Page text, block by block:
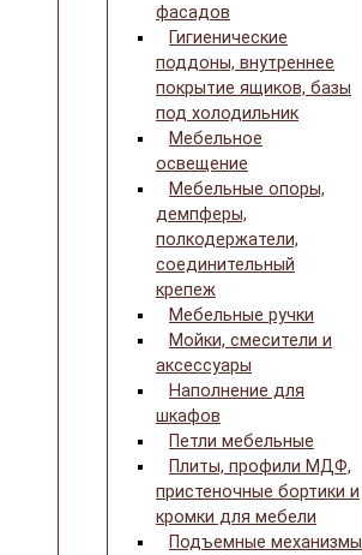
фасадов
Гигиенические
поддоны, внутреннее
покрытие ящиков, базы
под холодильник
Мебельное
освещение
Мебельные опоры,
демпферы,
полкодержатели,
соединительный
крепеж
Мебельные ручки
Мойки, смесители и
аксессуары
Наполнение для
шкафов
Петли мебельные
Плиты, профили МДФ,
пристеночные бортики и
кромки для мебели
Подъемные механизмы